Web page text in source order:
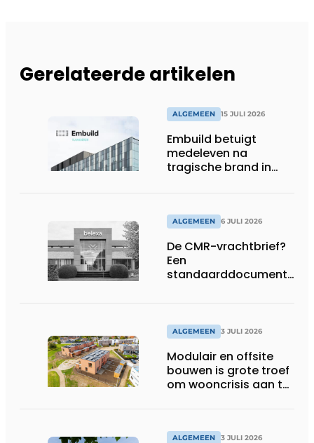
Gerelateerde artikelen
ALGEMEEN 15 JULI 2026
Embuild betuigt
medeleven na
tragische brand in
ALGEMEEN 6 JULI 2026
De CMR-vrachtbrief?
Een
standaarddocument
ALGEMEEN 3 JULI 2026
Modulair en offsite
bouwen is grote troef
om wooncrisis aan te
ALGEMEEN 3 JULI 2026